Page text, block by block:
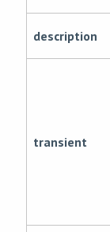
description
transient